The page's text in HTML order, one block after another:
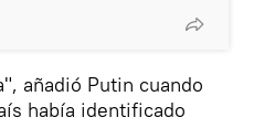
añadió Putin cuando
había identificado